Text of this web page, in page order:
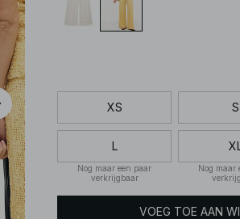
XS S
L
Nog maar een paar
verkrijgbaar
Nog maar
VOEG TOE AAN